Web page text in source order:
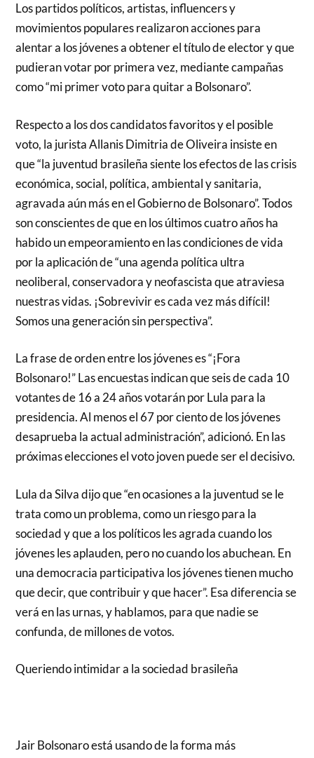
Los partidos políticos, artistas, influencers y
movimientos populares realizaron acciones para
alentar a los jóvenes a obtener el título de elector y que
pudieran votar por primera vez, mediante campañas
como “mi primer voto para quitar a Bolsonaro”.
Respecto a los dos candidatos favoritos y el posible
voto, la jurista Allanis Dimitria de Oliveira insiste en
que “la juventud brasileña siente los efectos de las crisis
económica, social, política, ambiental y sanitaria,
agravada aún más en el Gobierno de Bolsonaro”. Todos
son conscientes de que en los últimos cuatro años ha
habido un empeoramiento en las condiciones de vida
por la aplicación de “una agenda política ultra
neoliberal, conservadora y neofascista que atraviesa
nuestras vidas. ¡Sobrevivir es cada vez más difícil!
Somos una generación sin perspectiva”.
La frase de orden entre los jóvenes es “¡Fora
Bolsonaro!” Las encuestas indican que seis de cada 10
votantes de 16 a 24 años votarán por Lula para la
presidencia. Al menos el 67 por ciento de los jóvenes
desaprueba la actual administración”, adicionó. En las
próximas elecciones el voto joven puede ser el decisivo.
Lula da Silva dijo que “en ocasiones a la juventud se le
trata como un problema, como un riesgo para la
sociedad y que a los políticos les agrada cuando los
jóvenes les aplauden, pero no cuando los abuchean. En
una democracia participativa los jóvenes tienen mucho
que decir, que contribuir y que hacer”. Esa diferencia se
verá en las urnas, y hablamos, para que nadie se
confunda, de millones de votos.
Queriendo intimidar a la sociedad brasileña
Jair Bolsonaro está usando de la forma más